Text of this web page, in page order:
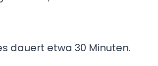
dauert etwa 30 Minuten.